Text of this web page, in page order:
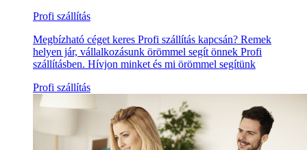
Profi szállítás
Megbízható céget keres Profi szállítás kapcsán? Remek
helyen jár, vállalkozásunk örömmel segít önnek Profi
szállításben. Hívjon minket és mi örömmel segítünk
Profi szállítás